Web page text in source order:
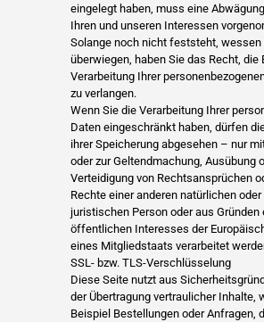
eingelegt haben, muss eine
Ihren und unseren Interessen
Solange noch nicht feststeht,
überwiegen, haben Sie das Recht, die
Verarbeitung Ihrer
zu verlangen.
Wenn Sie die Verarbeitung Ihrer
Daten eingeschränkt haben, dürfen
ihrer Speicherung abgesehen – nur
oder zur Geltendmachung, Ausübung
Verteidigung von Rechtsansprüchen
Rechte einer anderen natürlichen oder
juristischen Person oder aus
öffentlichen Interesses der
eines Mitgliedstaats verarbeitet
SSL- bzw. TLS-Verschlüsselung
Diese Seite nutzt aus
der Übertragung vertraulicher Inhalte,
Beispiel Bestellungen oder Anfragen,